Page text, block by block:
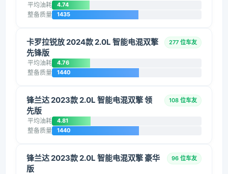
平均油耗 4.74
整备质量 1435
卡罗拉锐放 2024款 2.0L 智能电混双擎
先锋版
277 位车友
平均油耗 4.76
整备质量 1440
锋兰达 2023款 2.0L 智能电混双擎 领
先版
108 位车友
平均油耗 4.81
整备质量 1440
锋兰达 2023款 2.0L 智能电混双擎 豪华
版
96 位车友